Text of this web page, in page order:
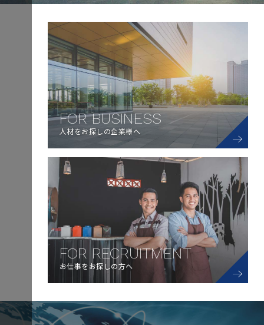
FOR BUSINESS
人材をお探しの企業様へ
FOR RECRUITMENT
お仕事をお探しの方へ